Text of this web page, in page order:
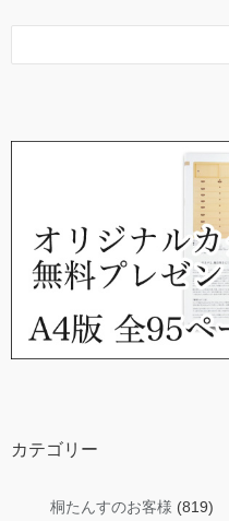
カテゴリー
桐たんすのお客様 (819)